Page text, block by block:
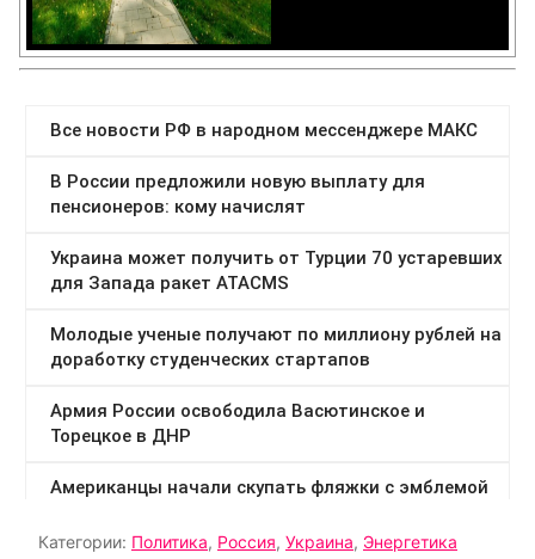
Категории: Политика, Россия, Украина, Энергетика